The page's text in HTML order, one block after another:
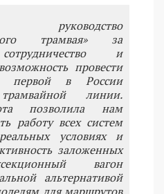
руководство
трамвая» за
и
провести
первой в России
линии.
позволила нам
работу всех систем
условиях и
заложенных
вагон
альтернативой